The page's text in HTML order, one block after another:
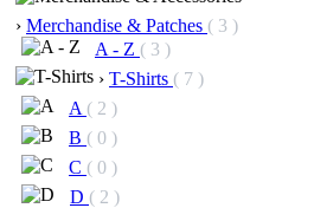
› Merchandise & Patches ( 3 )
A - Z ( 3 )
› T-Shirts ( 7 )
A ( 2 )
B ( 0 )
C ( 0 )
D ( 2 )